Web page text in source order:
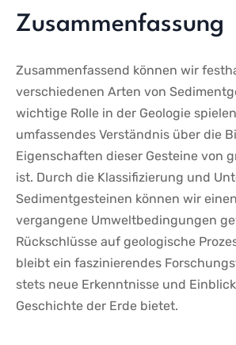
Zusammenfassung
Zusammenfassend​ können wir
verschiedenen Arten von
‌wichtige Rolle ‍in der Geologie
⁤umfassendes Verständnis ⁢über die
Eigenschaften dieser Gesteine von
ist. Durch die Klassifizierung und
Sedimentgesteinen können wir
vergangene Umweltbedingungen
Rückschlüsse auf ⁤geologische
bleibt ⁢ein faszinierendes
stets neue Erkenntnisse und
Geschichte der Erde bietet.